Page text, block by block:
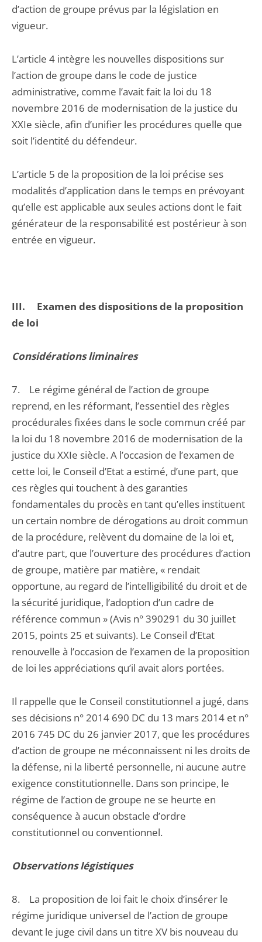
d’action de groupe prévus par la législation en
vigueur.
L’article 4 intègre les nouvelles dispositions sur
l’action de groupe dans le code de justice
administrative, comme l’avait fait la loi du 18
novembre 2016 de modernisation de la justice du
XXIe siècle, afin d’unifier les procédures quelle que
soit l’identité du défendeur.
L’article 5 de la proposition de la loi précise ses
modalités d’application dans le temps en prévoyant
qu’elle est applicable aux seules actions dont le fait
générateur de la responsabilité est postérieur à son
entrée en vigueur.
III. Examen des dispositions de la proposition
de loi
Considérations liminaires
7. Le régime général de l’action de groupe
reprend, en les réformant, l’essentiel des règles
procédurales fixées dans le socle commun créé par
la loi du 18 novembre 2016 de modernisation de la
justice du XXIe siècle. A l’occasion de l’examen de
cette loi, le Conseil d’Etat a estimé, d’une part, que
ces règles qui touchent à des garanties
fondamentales du procès en tant qu’elles instituent
un certain nombre de dérogations au droit commun
de la procédure, relèvent du domaine de la loi et,
d’autre part, que l’ouverture des procédures d’action
de groupe, matière par matière, « rendait
opportune, au regard de l’intelligibilité du droit et de
la sécurité juridique, l’adoption d’un cadre de
référence commun » (Avis n° 390291 du 30 juillet
2015, points 25 et suivants). Le Conseil d’Etat
renouvelle à l’occasion de l’examen de la proposition
de loi les appréciations qu’il avait alors portées.
Il rappelle que le Conseil constitutionnel a jugé, dans
ses décisions n° 2014 690 DC du 13 mars 2014 et n°
2016 745 DC du 26 janvier 2017, que les procédures
d’action de groupe ne méconnaissent ni les droits de
la défense, ni la liberté personnelle, ni aucune autre
exigence constitutionnelle. Dans son principe, le
régime de l’action de groupe ne se heurte en
conséquence à aucun obstacle d’ordre
constitutionnel ou conventionnel.
Observations légistiques
8. La proposition de loi fait le choix d’insérer le
régime juridique universel de l’action de groupe
devant le juge civil dans un titre XV bis nouveau du